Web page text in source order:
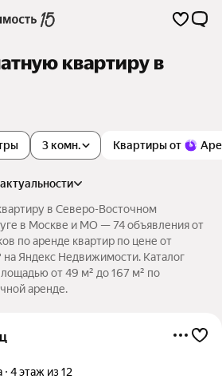
квартиру в
Квартиры от
3 комн.
актуальности
в Северо-Восточном
в Москве и МО — 74 объявления от
по аренде квартир по цене от
Яндекс Недвижимости. Каталог
от 49 м² до 167 м² по
аренде.
4 этаж из 12